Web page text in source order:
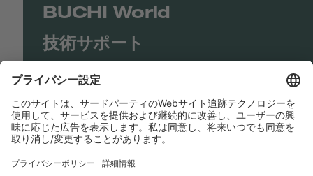
BUCHI World
技術サポート
Shop
Contact us